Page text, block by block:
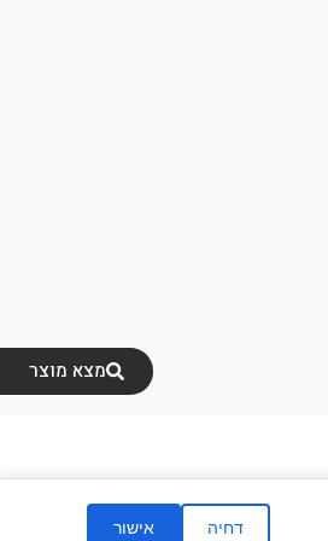
מדיניות פרטיות|תנאי שימוש
מצא מוצר
דחיה אישור